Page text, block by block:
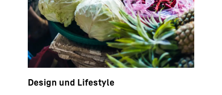
Design und Lifestyle